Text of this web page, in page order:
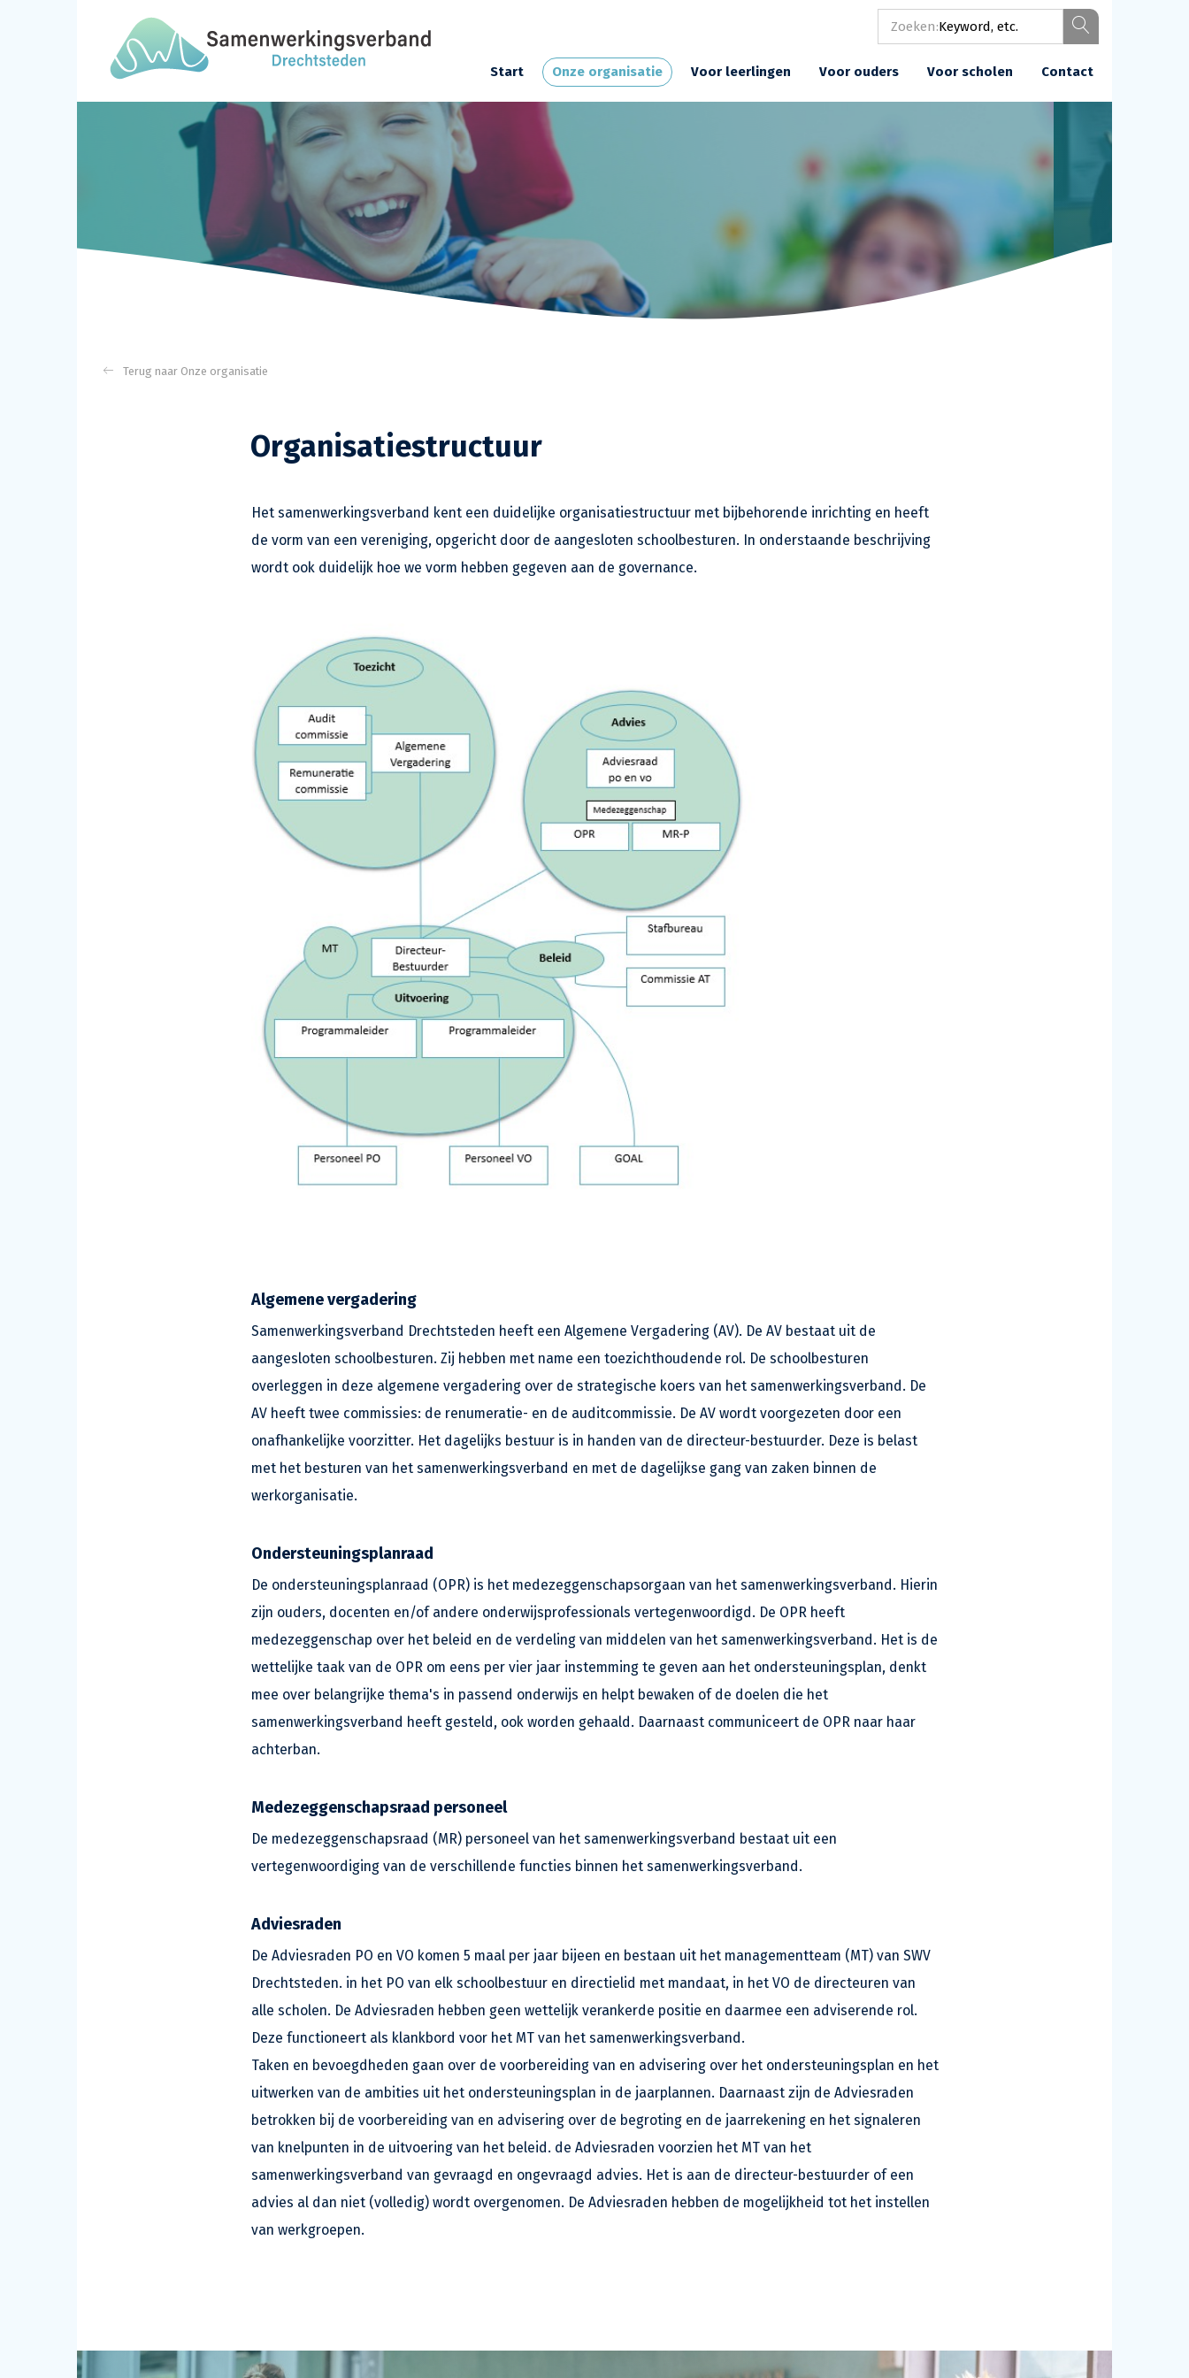
Zoeken:
Start Onze organisatie Voor leerlingen Voor ouders Voor scholen Contact
Onze organisatie
Organisatiestructuur
Het samenwerkingsverband kent een duidelijke organisatiestructuur met bijbehorende inrichting en heeft
de vorm van een vereniging, opgericht door de aangesloten schoolbesturen. In onderstaande beschrijving
wordt ook duidelijk hoe we vorm hebben gegeven aan de governance.
Algemene vergadering
Samenwerkingsverband Drechtsteden heeft een Algemene Vergadering (AV). De AV bestaat uit de
aangesloten schoolbesturen. Zij hebben met name een toezichthoudende rol. De schoolbesturen
overleggen in deze algemene vergadering over de strategische koers van het samenwerkingsverband. De
AV heeft twee commissies: de renumeratie- en de auditcommissie. De AV wordt voorgezeten door een
onafhankelijke voorzitter. Het dagelijks bestuur is in handen van de directeur-bestuurder. Deze is belast
met het besturen van het samenwerkingsverband en met de dagelijkse gang van zaken binnen de
werkorganisatie.
Ondersteuningsplanraad
De ondersteuningsplanraad (OPR) is het medezeggenschapsorgaan van het samenwerkingsverband. Hierin
zijn ouders, docenten en/of andere onderwijsprofessionals vertegenwoordigd. De OPR heeft
medezeggenschap over het beleid en de verdeling van middelen van het samenwerkingsverband. Het is de
wettelijke taak van de OPR om eens per vier jaar instemming te geven aan het ondersteuningsplan, denkt
mee over belangrijke thema's in passend onderwijs en helpt bewaken of de doelen die het
samenwerkingsverband heeft gesteld, ook worden gehaald. Daarnaast communiceert de OPR naar haar
achterban.
Medezeggenschapsraad personeel
De medezeggenschapsraad (MR) personeel van het samenwerkingsverband bestaat uit een
vertegenwoordiging van de verschillende functies binnen het samenwerkingsverband.
Adviesraden
De Adviesraden PO en VO komen 5 maal per jaar bijeen en bestaan uit het managementteam (MT) van SWV
Drechtsteden. in het PO van elk schoolbestuur en directielid met mandaat, in het VO de directeuren van
alle scholen. De Adviesraden hebben geen wettelijk verankerde positie en daarmee een adviserende rol.
Deze functioneert als klankbord voor het MT van het samenwerkingsverband.
Taken en bevoegdheden gaan over de voorbereiding van en advisering over het ondersteuningsplan en het
uitwerken van de ambities uit het ondersteuningsplan in de jaarplannen. Daarnaast zijn de Adviesraden
betrokken bij de voorbereiding van en advisering over de begroting en de jaarrekening en het signaleren
van knelpunten in de uitvoering van het beleid. de Adviesraden voorzien het MT van het
samenwerkingsverband van gevraagd en ongevraagd advies. Het is aan de directeur-bestuurder of een
advies al dan niet (volledig) wordt overgenomen. De Adviesraden hebben de mogelijkheid tot het instellen
van werkgroepen.